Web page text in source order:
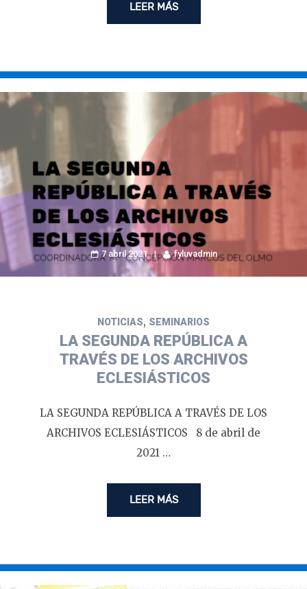
LEER MÁS
7 abril 2021 fyluvadmin
NOTICIAS, SEMINARIOS
LA SEGUNDA REPÚBLICA A
TRAVÉS DE LOS ARCHIVOS
ECLESIÁSTICOS
LA SEGUNDA REPÚBLICA A TRAVÉS DE LOS
ARCHIVOS ECLESIÁSTICOS 8 de abril de
2021 …
LEER MÁS